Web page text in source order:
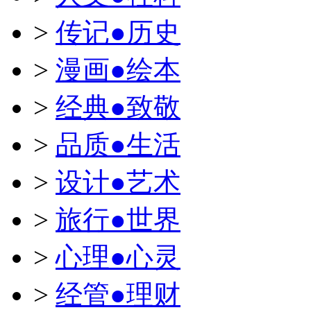
> 传记●历史
> 漫画●绘本
> 经典●致敬
> 品质●生活
> 设计●艺术
> 旅行●世界
>心理●心灵
> 经管●理财